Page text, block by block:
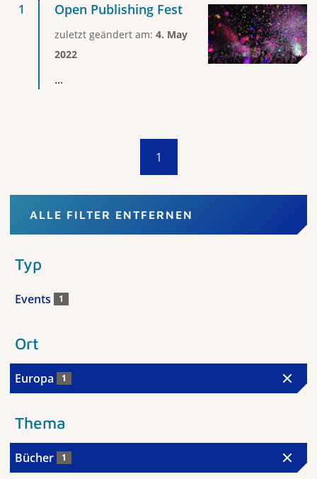
Open Publishing Fest
zuletzt geändert am: 4. May
2022
...
1
ALLE FILTER ENTFERNEN
Typ
Events 1
Ort
Europa 1
Thema
Bücher 1